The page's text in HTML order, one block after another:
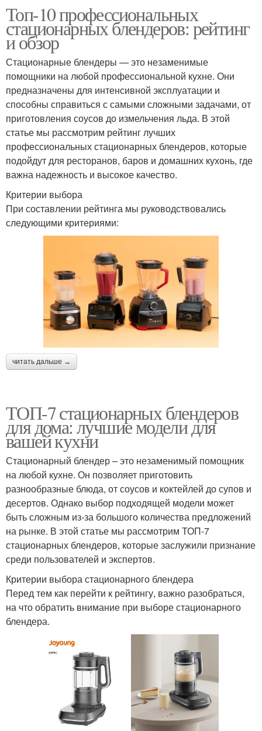
Топ-10 профессиональных
стационарных блендеров: рейтинг
и обзор
Стационарные блендеры — это незаменимые
помощники на любой профессиональной кухне. Они
предназначены для интенсивной эксплуатации и
способны справиться с самыми сложными задачами, от
приготовления соусов до измельчения льда. В этой
статье мы рассмотрим рейтинг лучших
профессиональных стационарных блендеров, которые
подойдут для ресторанов, баров и домашних кухонь, где
важна надежность и высокое качество.
Критерии выбора
При составлении рейтинга мы руководствовались
следующими критериями:
читать дальше →
ТОП-7 стационарных блендеров
для дома: лучшие модели для
вашей кухни
Стационарный блендер – это незаменимый помощник
на любой кухне. Он позволяет приготовить
разнообразные блюда, от соусов и коктейлей до супов и
десертов. Однако выбор подходящей модели может
быть сложным из-за большого количества предложений
на рынке. В этой статье мы рассмотрим ТОП-7
стационарных блендеров, которые заслужили признание
среди пользователей и экспертов.
Критерии выбора стационарного блендера
Перед тем как перейти к рейтингу, важно разобраться,
на что обратить внимание при выборе стационарного
блендера.